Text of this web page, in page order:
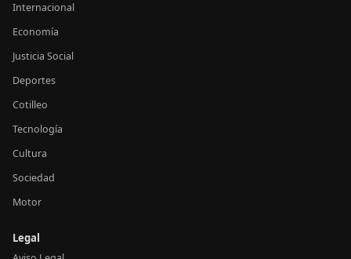
Internacional
Economía
Justicia Social
Deportes
Cotilleo
Tecnología
Cultura
Sociedad
Motor
Legal